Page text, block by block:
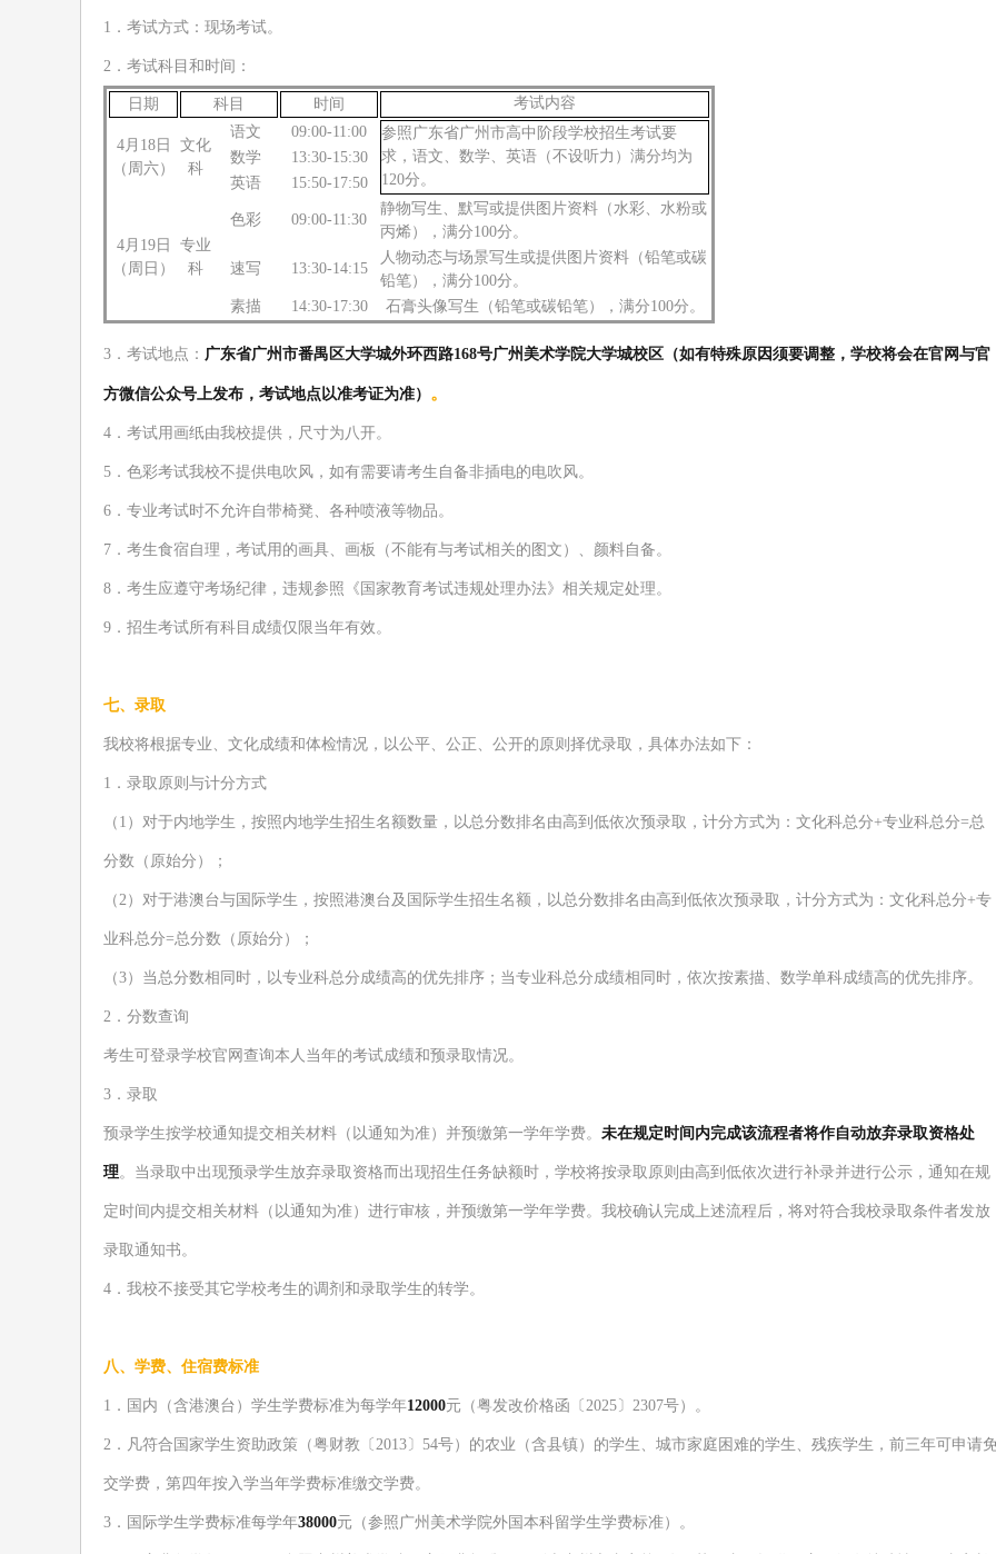
1 ．考试方式：现场考试。
2 ．考试科 目和时间：
日 期 科 目 时间 考试内容
4月 18日
（ 周 六）
文化
科
语文 09:00-11:00 参照广东省广州市高中阶段学校招生考试要
求，语文、数学、英语（不设听力）满分均为
120分。
数学 13:30-15:30
英语 15:50-17:50
4月 19日
（ 周 日 ）
专业
科
色彩 09:00-11:30
静物写生 、 默写或提供图片资料 （水彩、 水粉或
丙烯） ，满分100分。
速写 13:30-14:15
人物动态与场景写生或提供图片资料 （铅笔或碳
铅笔） ，满分100分。
素描 14:30-17:30 石膏头像写生 （铅笔或碳铅笔），满分100分。
3． 考试地点： 广东省广州市番禺区大学城外环西路168号广州美术学院大学城校区 （如有特殊原因须要调整，学校将会在官网与官
方微信公众号上发布，考试地点以准考证为准） 。
4． 考试用画纸由我校提供，尺寸为八开。
5． 色彩考试我校不提供电吹风，如有需要请考生自备非插电的电吹风。
6．专业考试时不允许自带椅凳、各种喷液等物品。
7 ．考生食宿自理，考试用的画具、画板 （不能有与考试相关的图文 ） 、颜料自备。
8 ．考生应遵守考场纪律，违规参照《国家教育考试违规处理办法》相关规定处理。
9 ．招生考试所有科目成绩仅限当年有效。
七、录取
我校将根据专业、文化成绩和体检情况，以公平、公正、公开的原则择优录取，具体办法如下：
1 ． 录取 原则与计分方式
（ 1 ） 对于内地学生 ，按照内地学生招生名额数量，以总分数排名由高到低依次预录取，计分方式为：文化科总分+专业科总分=总
分数（原始分）；
（2） 对于港澳台与国际学生，按照港澳台及国际学生招生名额，以总分数排名由高到低依次预录取，计分方式为：文化科总分+专
业科总分=总分数（原始分）；
（3）当总分数相同时，以专业科总分成绩高的优先排序；当专业科总分成绩相同时，依次按素描、数学单科成绩高的优先排序。
2 ． 分数查询
考生可登录学校官网 查询本人 当年的考试成绩和预录取情况。
3 ． 录取
预录学生按学校通知提交相关材料 （以通知为准） 并预缴第一学年学费。 未在规定时间内完成该流程者将作自动放弃录取资格处
理。 当录取中出现预录学生放弃录取资格而 出现招生任务缺额时，学校将按录取原则由高到低依次进行补录并进行公示，通知在规
定时间内提交相关材料 （以通知为准） 进行审核，并预缴第一学年学费。 我校确认 完成上述流程后 ， 将对符合我校录取条件者发放
录取通知书。
4 ． 我校不接受其它学校考生的调剂和录取学生的转学。
八、学费、住宿费标准
1 ． 国内 （含港澳台）学生学费标准为每学年12000元 （粤发改价格函 〔 2025 〕 2307号） 。
2 ．凡符合 国家学生资助政策 （粤财教 〔 2013 〕 54号） 的农业（含县镇）的学生 、 城市家庭困难的学生、残疾学生 ，前三年可申请
交学费，第四年按入学当年学费标准缴交学费。
3 ． 国际学生学费标准每学年38000元 （参照广州美术学院外国 本科留学生学费标准） 。